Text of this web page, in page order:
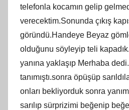
telefonla kocamın gelip
verecektim.Sonunda çıkış
göründü.Handeye Beyaz
olduğunu söyleyip teli
yanına yaklaşıp Merhaba
tanımıştı.sonra öpüşüp
onları bekliyorduk sonra
sarılıp sürprizimi beğenip